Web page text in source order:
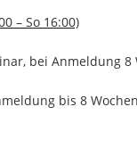
– So 16:00)
bei Anmeldung
bis 8